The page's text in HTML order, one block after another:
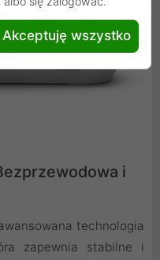
i
technologia
zapewnia stabilne i
Akceptuję wszystko